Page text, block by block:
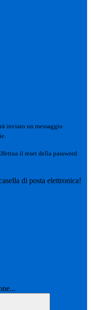
inviato un messaggio
il reset della password
di posta elettronica!